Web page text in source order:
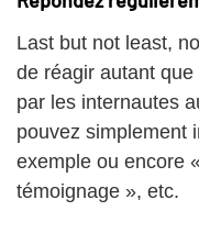
Last but not least,
de réagir autant
par les internautes
pouvez simplement
exemple ou encore
témoignage », etc.